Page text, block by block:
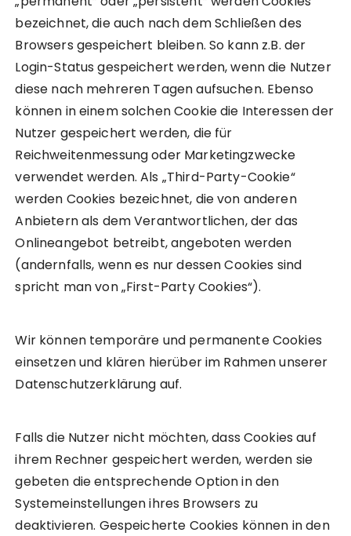
bezeichnet, die auch nach dem Schließen des
Browsers gespeichert bleiben. So kann z.B. der
Login-Status gespeichert werden, wenn die Nutzer
diese nach mehreren Tagen aufsuchen. Ebenso
können in einem solchen Cookie die Interessen der
Nutzer gespeichert werden, die für
Reichweitenmessung oder Marketingzwecke
verwendet werden. Als „Third-Party-Cookie“
werden Cookies bezeichnet, die von anderen
Anbietern als dem Verantwortlichen, der das
Onlineangebot betreibt, angeboten werden
(andernfalls, wenn es nur dessen Cookies sind
spricht man von „First-Party Cookies“).
Wir können temporäre und permanente Cookies
einsetzen und klären hierüber im Rahmen unserer
Datenschutzerklärung auf.
Falls die Nutzer nicht möchten, dass Cookies auf
ihrem Rechner gespeichert werden, werden sie
gebeten die entsprechende Option in den
Systemeinstellungen ihres Browsers zu
deaktivieren. Gespeicherte Cookies können in den